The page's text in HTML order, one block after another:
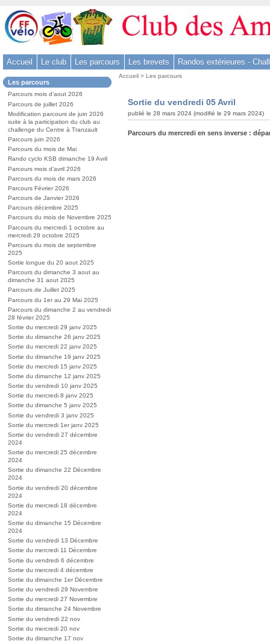
Aller
au
contenu
Aller
menu
-
Aller
à
la
recherche
Accueil Le club Les parcours Les brevets Randos extérieures -
Dans
la
rubrique
:
Les parcours
Parcours mois d’aout 2026
Parcours de juillet 2026
Modification parcours de juin 2026
suite à la participation du club au
challenge du Centre à Tranzault
Parcours juin 2026
Parcours du mois de Mai
Rando cyclo KSB dimanche 19 Avril
Parcours mois d’avril 2026
Parcours du mois de mars 2026
Parcours Février 2026
Parcours de Janvier 2026
Parcours décembre 2025
Parcours du mois de Novembre 2025
Parcours du mercredi 1 octobre au
mercredi 29 octobre 2025
Parcours du mois de septembre
2025
Sortie longue du 20 aout 2025
Parcours du dimanche 3 aout au
dimanche 31 aout 2025
Parcours de Juillet 2025
Parcours du 1er au 29 Mai 2025
Parcours du dimanche 2 au vendredi
28 février 2025
Sortie du mercredi 29 janv 2025
Sortie du dimanche 26 janv 2025
Sortie du mercredi 22 janv 2025
Sortie du dimanche 19 janv 2025
Sortie du mercredi 15 janv 2025
Sortie du dimanche 12 janv 2025
Sortie du vendredi 10 janv 2025
Sortie du mercredi 8 janv 2025
Sortie du dimanche 5 janv 2025
Sortie du vendredi 3 janv 2025
Sortie du mercredi 1er janv 2025
Sortie du vendredi 27 décembre
2024
Sortie du mercredi 25 décembre
2024
Sortie du dimanche 22 Décembre
2024
Sortie du vendredi 20 décembre
2024
Sortie du mercredi 18 décembre
2024
Sortie du dimanche 15 Décembre
2024
Sortie du vendredi 13 Décembre
Sortie du mercredi 11 Décembre
Sortie du vendredi 6 décembre
Sortie du mercredi 4 décembre
Sortie du dimanche 1er Décembre
Sortie du vendredi 29 Novembre
Sortie du mercredi 27 Novembre
Sortie du dimanche 24 Novembre
Sortie du vendredi 22 nov
Sortie du mercredi 20 nov
Sortie du dimanche 17 nov
Vous
Accueil >Les parcours
Sortie du vendredi 05 Avril
publié le 28 mars 2024 (modifié le 29 mars 2024)
Parcours du mercredi en sens inverse :